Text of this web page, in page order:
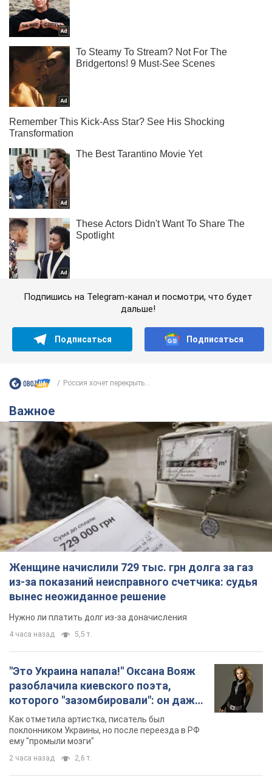
Подпишись на Telegram-канал и посмотри, что будет
дальше!
Подписаться Подписаться
Россия хочет перекрыть...
Важное
Женщине начислили 729 тыс. грн долга за газ
из-за показаний неисправного счетчика: судья
вынес неожиданное решение
Нужно ли платить долг из-за доначисления
4 часа назад 5,5 т.
"Это Украина напала!" Оксана Вояж
разоблачила киевского поэта,
которого "зазомбировали": он даже
русского не знал, а теперь хочет
геноцида украинцев
Как отметила артистка, писатель был
поклонником Украины, но после переезда в РФ
ему "промыли мозги"
2 часа назад 2,6 т.